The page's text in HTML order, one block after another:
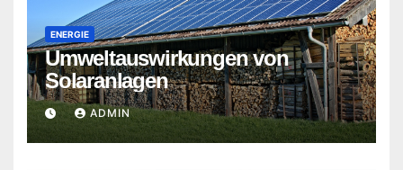
ENERGIE
Umweltauswirkungen von
Solaranlagen
ADMIN